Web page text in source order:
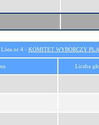
Lista nr 4 - KOMITET WYBORCZY
Liczba